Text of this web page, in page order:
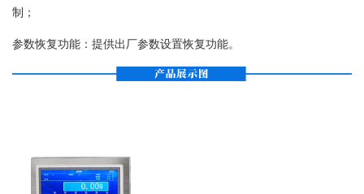
制；
参数恢复功能：提供出厂参数设置恢复功能。